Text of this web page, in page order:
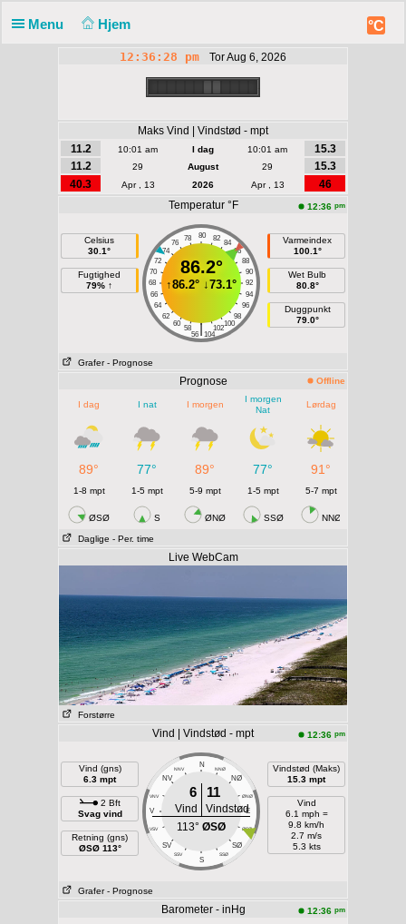
Menu Hjem °C
12:36:28 pm Tor Aug 6, 2026
Maks Vind | Vindstød - mpt
11.2
10:01 am I dag 10:01 am
15.3
11.2
29 August 29
15.3
40.3
Apr , 13 2026 Apr , 13
46
Temperatur °F
12:36 pm
Celsius
30.1°
Fugtighed
79% ↑
80
78 82
76
84
74
86
72
88
70
90
68
92
66
94
64
96
62
98
60
100
58 102
|
56 104
86.2°
↑86.2° ↓73.1°
Varmeindex
100.1°
Wet Bulb
80.8°
Duggpunkt
79.0°
Grafer - Prognose
Prognose Offline
I dag I nat I morgen
I morgen
Nat
Lørdag
89° 77° 89° 77° 91°
1-8 mpt 1-5 mpt 5-9 mpt 1-5 mpt 5-7 mpt
ØSØ S ØNØ SSØ NNØ
Daglige - Per. time
Live WebCam
Forstørre
Vind | Vindstød - mpt 12:36 pm
Vind (gns)
6.3 mpt
2 Bft
Svag vind
Retning (gns)
ØSØ 113°
N
NNV NNØ
NV NØ
VNV ØNØ
V E
VSV ØSØ
SV SØ
SSV SSØ
S
6 11
Vind
Vindstød
113° ØSØ
Vindstød (Maks)
15.3 mpt
Vind
6.1 mph =
9.8 km/h
2.7 m/s
5.3 kts
Grafer - Prognose
Barometer - inHg 12:36 pm